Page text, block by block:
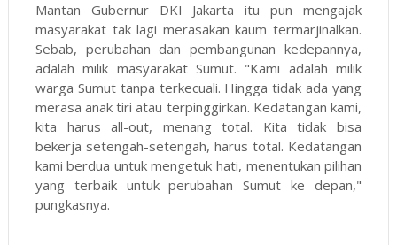
Mantan Gubernur DKI Jakarta itu pun mengajak
masyarakat tak lagi merasakan kaum termarjinalkan.
Sebab, perubahan dan pembangunan kedepannya,
adalah milik masyarakat Sumut. "Kami adalah milik
warga Sumut tanpa terkecuali. Hingga tidak ada yang
merasa anak tiri atau terpinggirkan. Kedatangan kami,
kita harus all-out, menang total. Kita tidak bisa
bekerja setengah-setengah, harus total. Kedatangan
kami berdua untuk mengetuk hati, menentukan pilihan
yang terbaik untuk perubahan Sumut ke depan,"
pungkasnya.